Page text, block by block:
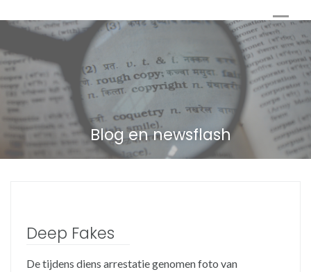
Blog en newsflash
Deep Fakes
De tijdens diens arrestatie genomen foto van